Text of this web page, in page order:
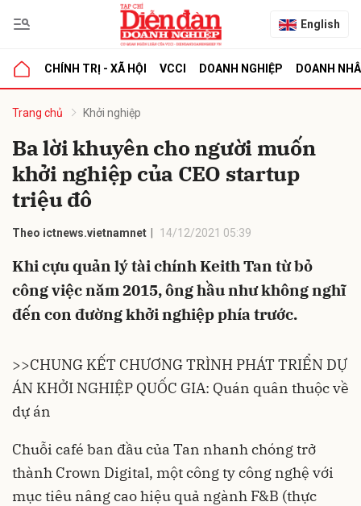
English
CHÍNH TRỊ - XÃ HỘI VCCI DOANH NGHIỆP DOANH
Trang chủ Khởi nghiệp
Ba lời khuyên cho người muốn
khởi nghiệp của CEO startup
triệu đô
Theo ictnews.vietnamnet 14/12/2021 05:39
Khi cựu quản lý tài chính Keith Tan từ bỏ
công việc năm 2015, ông hầu như không nghĩ
đến con đường khởi nghiệp phía trước.
>>CHUNG KẾT CHƯƠNG TRÌNH PHÁT TRIỂN DỰ
ÁN KHỞI NGHIỆP QUỐC GIA: Quán quân thuộc về
dự án
Chuỗi café ban đầu của Tan nhanh chóng trở
thành Crown Digital, một công ty công nghệ với
mục tiêu nâng cao hiệu quả ngành F&B (thực
luận
Hủy